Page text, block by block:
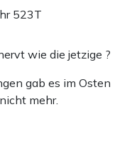
523T
wie die jetzige ?
gab es im Osten
mehr.